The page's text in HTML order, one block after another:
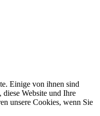
Einige von ihnen sind
Website und Ihre
unsere Cookies, wenn Sie